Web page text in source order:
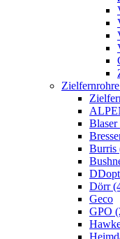
Blaser
Burris
Dörr
Geco
GPO